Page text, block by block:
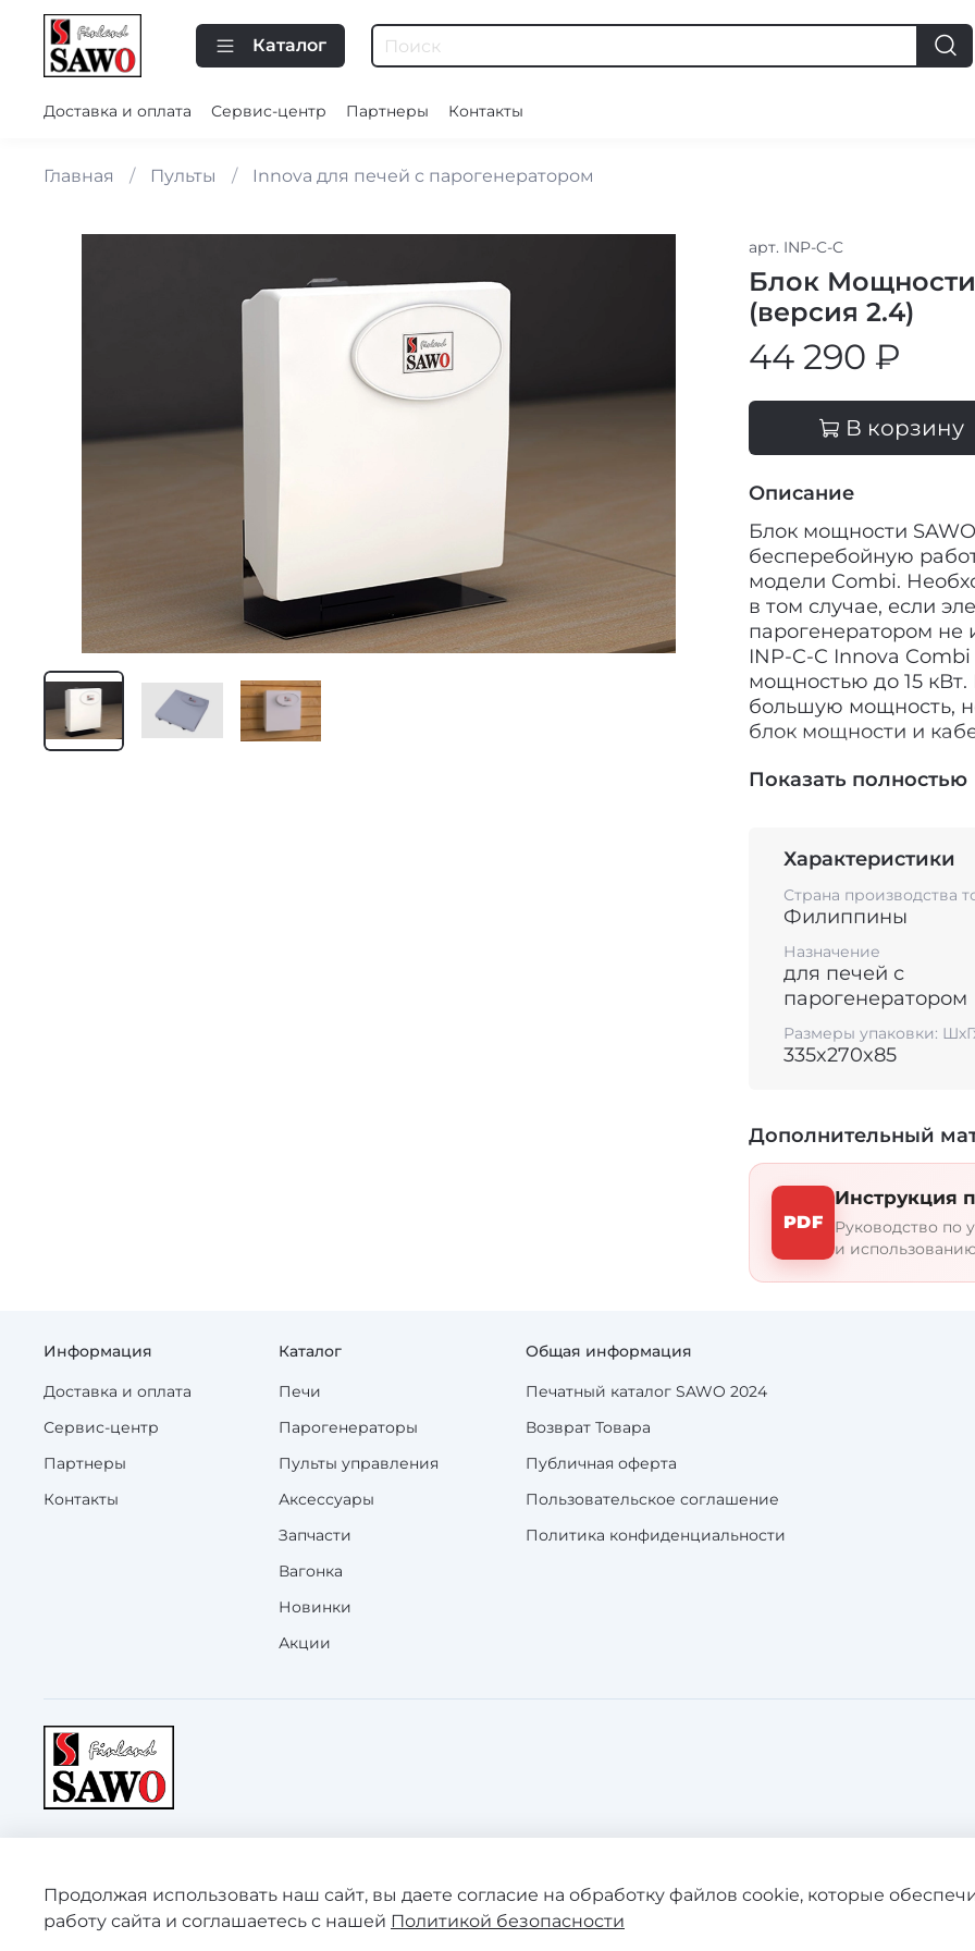
Каталог
Доставка и оплата Сервис-центр Партнеры Контакты
Главная Пульты Innova для печей с парогенератором
арт. INP-C-C
Блок Мощности
(версия 2.4)
44 290 ₽
В корзину
Описание
Блок мощности
бесперебойную
модели Combi.
в том случае, если
парогенератором не
INP-C-C Innova
мощностью до 15
большую мощность,
блок мощности и
Каждый пульт
управления
безграничными.
или мощность печи,
превышает
отказаться от
дополнительно
размещается вне
вы исключите риск
неприятностей,
Показать полностью
Характеристики
Страна производства
Филиппины
Назначение
для печей с
парогенератором
Размеры упаковки:
335x270x85
Дополнительный
PDF
Инструкция
Руководство по
и
Информация
Доставка и оплата
Сервис-центр
Партнеры
Контакты
Каталог
Печи
Парогенераторы
Пульты управления
Аксессуары
Запчасти
Вагонка
Новинки
Акции
Общая информация
Печатный каталог SAWO 2024
Возврат Товара
Публичная оферта
Пользовательское соглашение
Политика конфиденциальности
является публичной офертой.
ООО "КАРГОТРАНС" ИНН 7804587350 ОГРНИП 1177847007128
Продолжая
Продолжая использовать наш сайт, вы даете согласие на обработку файлов cookie, которые
работу сайта и соглашаетесь с нашей Политикой безопасности